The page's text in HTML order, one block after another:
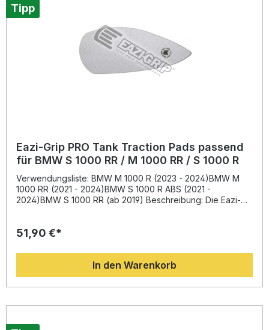
Tipp
Eazi-Grip PRO Tank Traction Pads passend
für BMW S 1000 RR / M 1000 RR / S 1000 R
Verwendungsliste: BMW M 1000 R (2023 - 2024)BMW M
1000 RR (2021 - 2024)BMW S 1000 R ABS (2021 -
2024)BMW S 1000 RR (ab 2019) Beschreibung: Die Eazi-
Zusammenarbeit mit führenden Teams der britischen
Qualität und Funktionalität. Dank ihrer nur 1 mm dünnen
Bauweise überzeugen sie durch eine elegante Optik und
optimalen Halt. Sie verbessern die Fahrzeugkontrolle beim
Anbremsen und Beschleunigen sowie die Stabilität in
präziseres Fahren. Jedes Set besteht aus passgenau
51,90 €*
In den Warenkorb